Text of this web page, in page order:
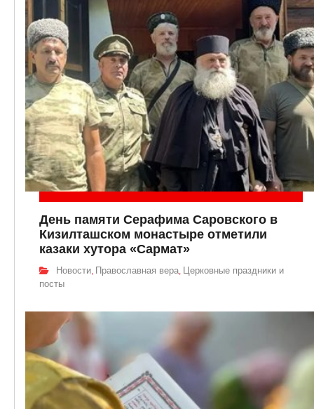
День памяти Серафима Саровского в
Кизилташском монастыре отметили
казаки хутора «Сармат»
Новости, Православная вера,
Церковные праздники и
посты